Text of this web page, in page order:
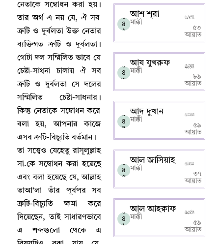
নেতাকে সম্বোধন করা হয় ।
তার অর্থ এ নয় যে,ঐ সব
ত্রুটি ও দুর্বলতা উক্ত নেতার
ব্যক্তিগত ত্রুটি ও দুর্বলতা ।
গোটা দল সম্মিলিত ভাবে যে
চেষ্টা-সাধনা চালায় ঐ সব
ত্রুটি ও দুর্বলতা সে দলের
সম্মিলিত চেষ্টা-সাধনার ।
কিন্তু নেতাকে সম্বোধন করে
বলা হয়,আপনার কাজে
এসব ত্রুটি-বিচ্যুতি বর্তমান ।
তা সত্ত্বেও যেহেতু রাসূলুল্লাহ
সা.কে সম্বোধন করা হয়েছে
এবং বলা হয়েছে যে,আল্লাহ‌
তাআ’লা তাঁর পূর্বপর সব
ত্রুটি-বিচ্যুতি ক্ষমা করে
দিয়েছেন,তাই সাধারণভাবে
এ শব্দগুলো থেকে এ
০
৪
২
আশ শূরা
মাক্কী
৫৩
আয়াত
০
৪
৩
আয যুখরুফ
মাক্কী
৮৯
আয়াত
০
৪
৪
আদ দুখান
মাক্কী
৫৯
আয়াত
০
৪
৫
আল জাসিয়াহ
মাক্কী
৩৭
আয়াত
০
৪
৬
আল আহক্বাফ
মাক্কী
৫৯
আয়াত